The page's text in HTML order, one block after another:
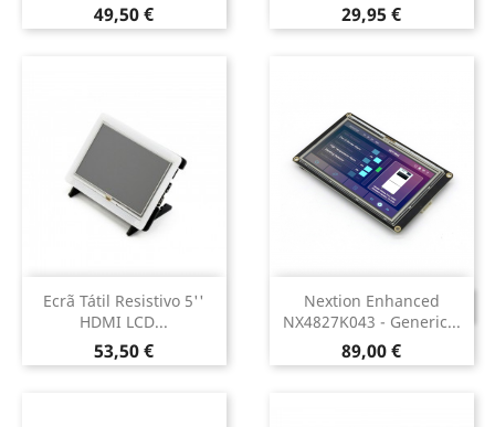
Preço
49,50 € Preço
29,95 €
Ecrã Tátil Resistivo 5''
HDMI LCD...
Preço
53,50 €
Nextion Enhanced
NX4827K043 - Generic...
Preço
89,00 €
DESCONTINUADO